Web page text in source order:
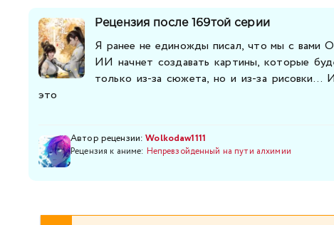
Рецензия после 169той серии
Я ранее не единожды писал, что мы с вами
ИИ начнет создавать картины, которые
только из-за сюжета, но и из-за рисовки...
это
Автор рецензии:Wolkodaw1111
Рецензия к аниме: Непревзойденный на пути алхимии